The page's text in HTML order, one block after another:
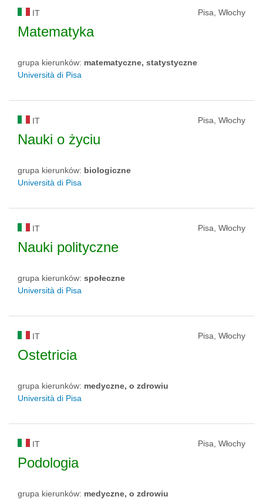
IT Pisa, Włochy
Matematyka
grupa kierunków: matematyczne, statystyczne
Università di Pisa
IT Pisa, Włochy
Nauki o życiu
grupa kierunków: biologiczne
Università di Pisa
IT Pisa, Włochy
Nauki polityczne
grupa kierunków: społeczne
Università di Pisa
IT Pisa, Włochy
Ostetricia
grupa kierunków: medyczne, o zdrowiu
Università di Pisa
IT Pisa, Włochy
Podologia
grupa kierunków: medyczne, o zdrowiu